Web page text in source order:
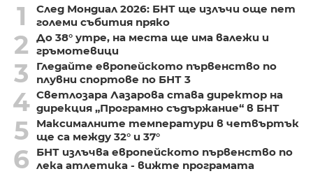
1
След Мондиал 2026: БНТ ще излъчи още пет
големи събития пряко
2
До 38° утре, на места ще има валежи и
гръмотевици
3
Гледайте европейското първенство по
плувни спортове по БНТ 3
4 Светлозара Лазарова става директор на
дирекция „Програмно съдържание“ в БНТ
5
Максималните температури в четвъртък
ще са между 32° и 37°
6
БНТ излъчва европейското първенство по
лека атлетика - вижте програмата